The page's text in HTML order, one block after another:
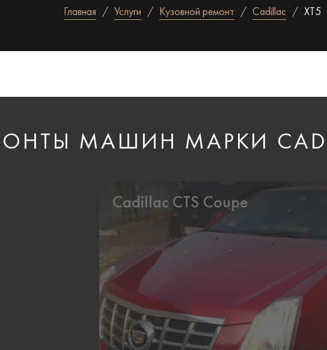
Главная Услуги Кузовной ремонт Cadillac XT5
МАШИН МАРКИ
Cadillac CTS Coupe